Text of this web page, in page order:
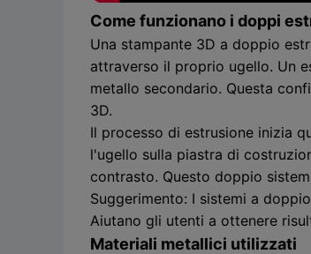
Come funzionano i doppi
Una stampante 3D a doppio
attraverso il proprio ugello. Un
metallo secondario. Questa
3D.
Il processo di estrusione inizia
l'ugello sulla piastra di
contrasto. Questo doppio
Suggerimento: I sistemi a
Aiutano gli utenti a ottenere
Materiali metallici utilizzati